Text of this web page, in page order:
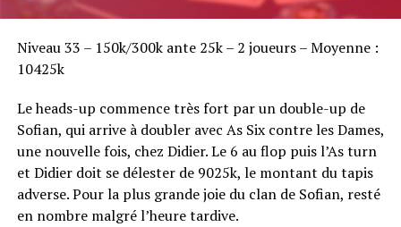
Niveau 33 – 150k/300k ante 25k – 2 joueurs – Moyenne :
10425k
Le heads-up commence très fort par un double-up de
Sofian, qui arrive à doubler avec As Six contre les Dames,
une nouvelle fois, chez Didier. Le 6 au flop puis l’As turn
et Didier doit se délester de 9025k, le montant du tapis
adverse. Pour la plus grande joie du clan de Sofian, resté
en nombre malgré l’heure tardive.